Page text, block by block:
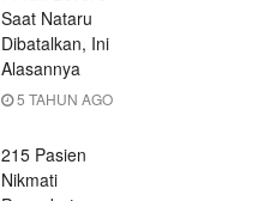
Saat Nataru
Dibatalkan, Ini
Alasannya
5 TAHUN AGO
215 Pasien
Nikmati